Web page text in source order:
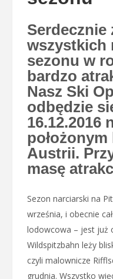
Serdecznie
wszystkich
sezonu w
bardzo
Nasz Ski
odbędzie
16.12.2016
Austrii.
masę
Sezon narciarski na
września, i obecnie
lodowcowa – jest już
Wildspitzbahn leży
czyli malownicze
grudnia. Wszystko